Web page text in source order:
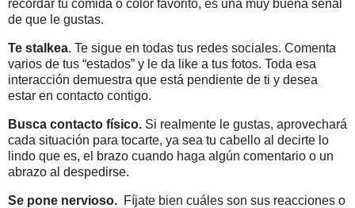
recordar tu comida o color favorito, es una muy buena señal
de que le gustas.
Te stalkea. Te sigue en todas tus redes sociales. Comenta
varios de tus “estados” y le da like a tus fotos. Toda esa
interacción demuestra que está pendiente de ti y desea
estar en contacto contigo.
Busca contacto físico. Si realmente le gustas, aprovechará
cada situación para tocarte, ya sea tu cabello al decirte lo
lindo que es, el brazo cuando haga algún comentario o un
abrazo al despedirse.
Se pone nervioso. Fíjate bien cuáles son sus reacciones o